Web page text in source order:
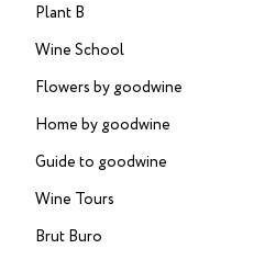
Plant B
Wine School
Flowers by goodwine
Home by goodwine
Guide to goodwine
Wine Tours
Brut Buro